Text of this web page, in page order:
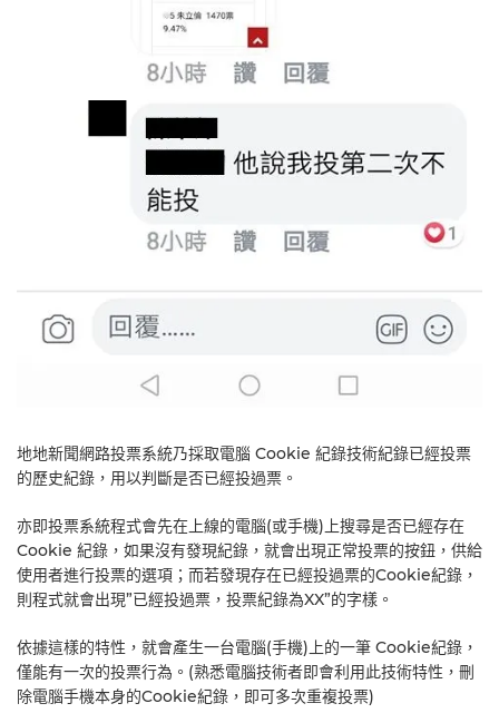
地地新聞網路投票系統乃採取電腦 Cookie 紀錄技術紀錄已經投票
的歷史紀錄，用以判斷是否已經投過票。
亦即投票系統程式會先在上線的電腦(或手機)上搜尋是否已經存在
Cookie 紀錄，如果沒有發現紀錄，就會出現正常投票的按鈕，供給
使用者進行投票的選項；而若發現存在已經投過票的Cookie紀錄，
則程式就會出現”已經投過票，投票紀錄為XX”的字樣。
依據這樣的特性，就會產生一台電腦(手機)上的一筆 Cookie紀錄，
僅能有一次的投票行為。(熟悉電腦技術者即會利用此技術特性，刪
除電腦手機本身的Cookie紀錄，即可多次重複投票)